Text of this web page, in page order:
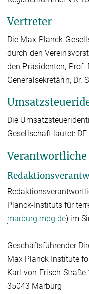
Vertreter
Die Max-Planck-
durch den
den Präsidenten, Prof.
Generalsekretärin, Dr.
Die
Gesellschaft lautet:
Verantwortliche
Planck-Instituts für
marburg.mpg.de) im
Geschäftsführender
Max Planck Institute
Karl-von-Frisch-Straße
35043 Marburg